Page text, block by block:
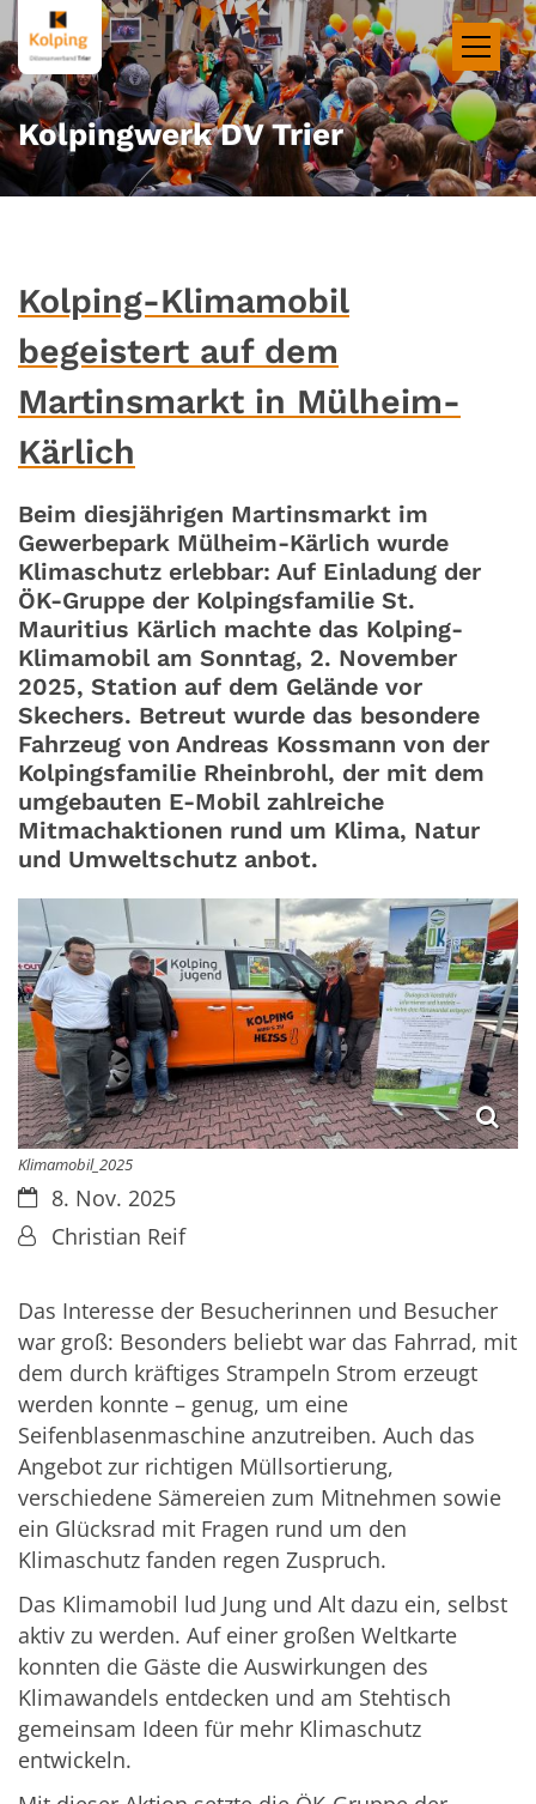
Zum Inhalt springen
Kolpingwerk DV Trier
Kolping-Klimamobil
begeistert auf dem
Martinsmarkt in Mülheim-
Kärlich
Beim diesjährigen Martinsmarkt im
Gewerbepark Mülheim-Kärlich wurde
Klimaschutz erlebbar: Auf Einladung der
ÖK-Gruppe der Kolpingsfamilie St.
Mauritius Kärlich machte das Kolping-
Klimamobil am Sonntag, 2. November
2025, Station auf dem Gelände vor
Skechers. Betreut wurde das besondere
Fahrzeug von Andreas Kossmann von der
Kolpingsfamilie Rheinbrohl, der mit dem
umgebauten E-Mobil zahlreiche
Mitmachaktionen rund um Klima, Natur
und Umweltschutz anbot.
Klimamobil_2025
Datum:8. Nov. 2025
Von:Christian Reif
Das Interesse der Besucherinnen und Besucher
war groß: Besonders beliebt war das Fahrrad, mit
dem durch kräftiges Strampeln Strom erzeugt
werden konnte – genug, um eine
Seifenblasenmaschine anzutreiben. Auch das
Angebot zur richtigen Müllsortierung,
verschiedene Sämereien zum Mitnehmen sowie
ein Glücksrad mit Fragen rund um den
Klimaschutz fanden regen Zuspruch.
Das Klimamobil lud Jung und Alt dazu ein, selbst
aktiv zu werden. Auf einer großen Weltkarte
konnten die Gäste die Auswirkungen des
Klimawandels entdecken und am Stehtisch
gemeinsam Ideen für mehr Klimaschutz
entwickeln.